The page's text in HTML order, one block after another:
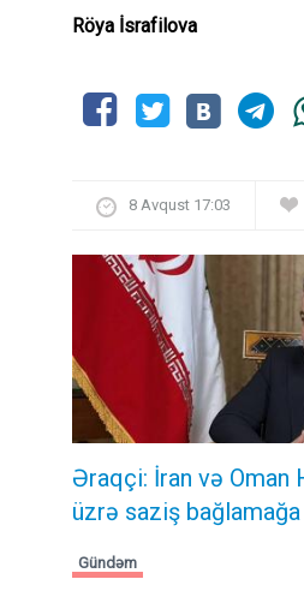
Röya İsrafilova
8 Avqust 17:03
Əraqçi: İran və Oman
üzrə saziş bağlamağa
Gündəm